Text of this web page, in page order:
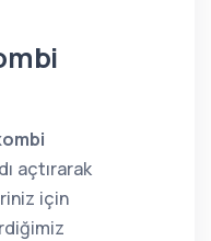
açtırarak
için